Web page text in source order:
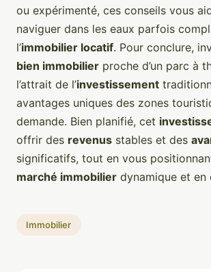
ou expérimenté, ces conseils vous
naviguer dans les eaux parfois
l’immobilier locatif. Pour conclure,
bien immobilier proche d’un parc à
l’attrait de l’investissement
avantages uniques des zones
demande. Bien planifié, cet
offrir des revenus stables et des
significatifs, tout en vous
marché immobilier dynamique et en
Immobilier